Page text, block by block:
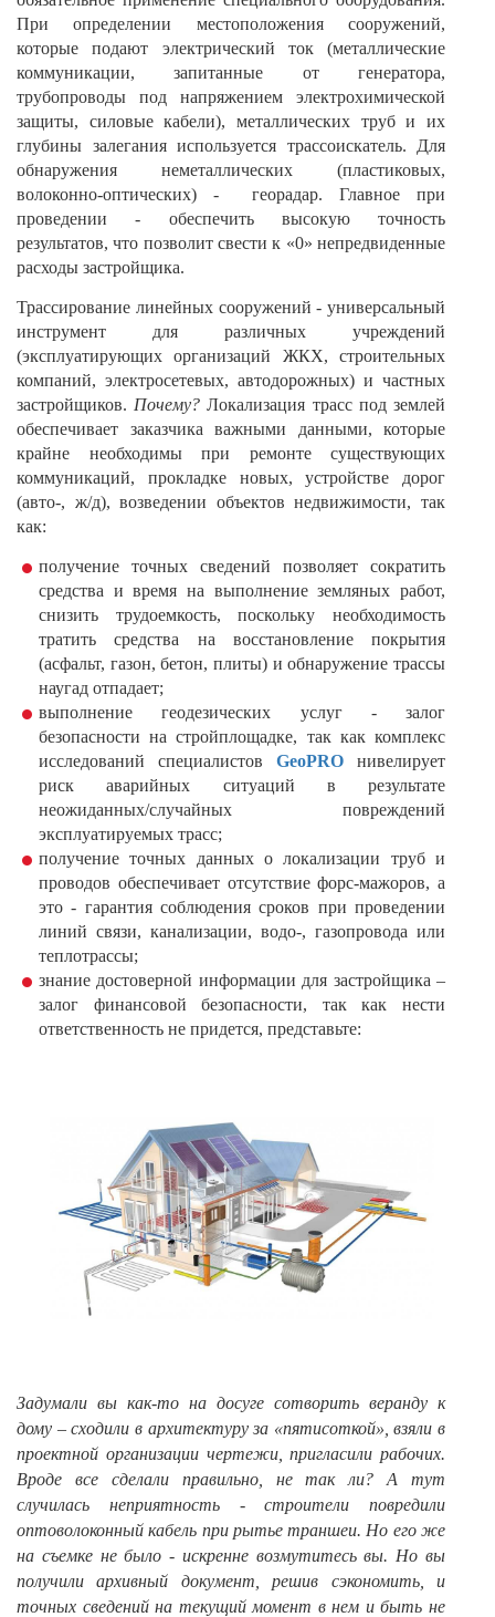
При определении местоположения сооружений,
которые подают электрический ток (металлические
коммуникации, запитанные от генератора,
трубопроводы под напряжением электрохимической
защиты, силовые кабели), металлических труб и их
глубины залегания используется трассоискатель. Для
обнаружения неметаллических (пластиковых,
волоконно-оптических) - георадар. Главное при
проведении - обеспечить высокую точность
результатов, что позволит свести к «0» непредвиденные
расходы застройщика.
Трассирование линейных сооружений - универсальный
инструмент для различных учреждений
(эксплуатирующих организаций ЖКХ, строительных
компаний, электросетевых, автодорожных) и частных
застройщиков. Почему? Локализация трасс под землей
обеспечивает заказчика важными данными, которые
крайне необходимы при ремонте существующих
коммуникаций, прокладке новых, устройстве дорог
(авто-, ж/д), возведении объектов недвижимости, так
как:
получение точных сведений позволяет сократить
средства и время на выполнение земляных работ,
снизить трудоемкость, поскольку необходимость
тратить средства на восстановление покрытия
(асфальт, газон, бетон, плиты) и обнаружение трассы
наугад отпадает;
выполнение геодезических услуг - залог
безопасности на стройплощадке, так как комплекс
исследований специалистов GeoPRO нивелирует
риск аварийных ситуаций в результате
неожиданных/случайных повреждений
эксплуатируемых трасс;
получение точных данных о локализации труб и
проводов обеспечивает отсутствие форс-мажоров, а
это - гарантия соблюдения сроков при проведении
линий связи, канализации, водо-, газопровода или
теплотрассы;
знание достоверной информации для застройщика –
залог финансовой безопасности, так как нести
ответственность не придется, представьте:
Задумали вы как-то на досуге сотворить веранду к
дому – сходили в архитектуру за «пятисоткой», взяли в
проектной организации чертежи, пригласили рабочих.
Вроде все сделали правильно, не так ли? А тут
случилась неприятность - строители повредили
оптоволоконный кабель при рытье траншеи. Но его же
на съемке не было - искренне возмутитесь вы. Но вы
получили архивный документ, решив сэкономить, и
точных сведений на текущий момент в нем и быть не